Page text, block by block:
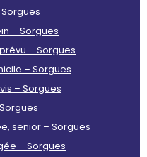
– Sorgues
– Sorgues
– Sorgues
– Sorgues
senior – Sorgues
– Sorgues